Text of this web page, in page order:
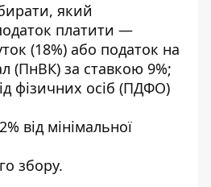
який
платити —
(18%) або податок на
(ПнВК) за ставкою 9%;
фізичних осіб (ПДФО)
від мінімальної
збору.